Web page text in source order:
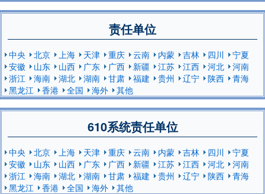
责任单位
中央 北京 上海 天津 重庆 云南 内蒙 吉林 四川
宁夏
安徽
山东 山西 广东 广西 新疆 江苏 江西 河北
河南
浙江
海南 湖北 湖南 甘肃 福建 贵州 辽宁 陕西
青海
黑龙江
香港 全国 海外 其他
610系统责任单位
中央 北京 上海 天津 重庆 云南 内蒙 吉林 四川
宁夏
安徽
山东 山西 广东 广西 新疆 江苏 江西 河北
河南
浙江
海南 湖北 湖南 甘肃 福建 贵州 辽宁 陕西
青海
黑龙江
香港 全国 海外 其他